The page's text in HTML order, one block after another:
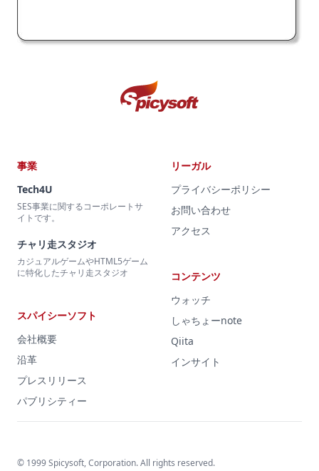
事業
Tech4U
SES事業に関するコーポレートサ
イトです。
チャリ走スタジオ
カジュアルゲームやHTML5ゲーム
に特化したチャリ走スタジオ
スパイシーソフト
会社概要
沿革
プレスリリース
パブリシティー
リーガル
プライバシーポリシー
お問い合わせ
アクセス
コンテンツ
ウォッチ
しゃちょーnote
Qiita
インサイト
© 1999 Spicysoft, Corporation. All rights reserved.